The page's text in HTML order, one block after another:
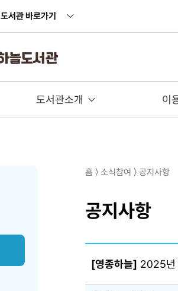
도서관 바로가기
도서관소개 이
홈 〉 소식참여 〉 공지사항
공지사항
[영종하늘] 2025년